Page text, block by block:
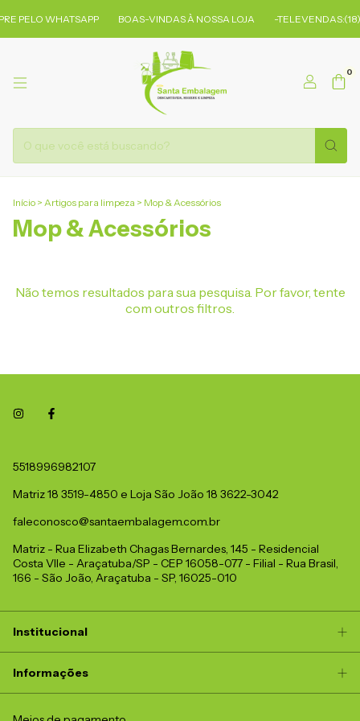
PELO WHATSAPP BOAS-VINDAS À NOSSA LOJA -
0
Início > Artigos para limpeza > Mop & Acessórios
Mop & Acessórios
Não temos resultados para sua pesquisa. Por favor, tente
com outros filtros.
5518996982107
Matriz 18 3519-4850 e Loja São João 18 3622-3042
faleconosco@santaembalagem.com.br
Matriz - Rua Elizabeth Chagas Bernardes, 145 - Residencial
Costa Vlle - Araçatuba/SP - CEP 16058-077 - Filial - Rua Brasil,
166 - São João, Araçatuba - SP, 16025-010
Institucional
Informações